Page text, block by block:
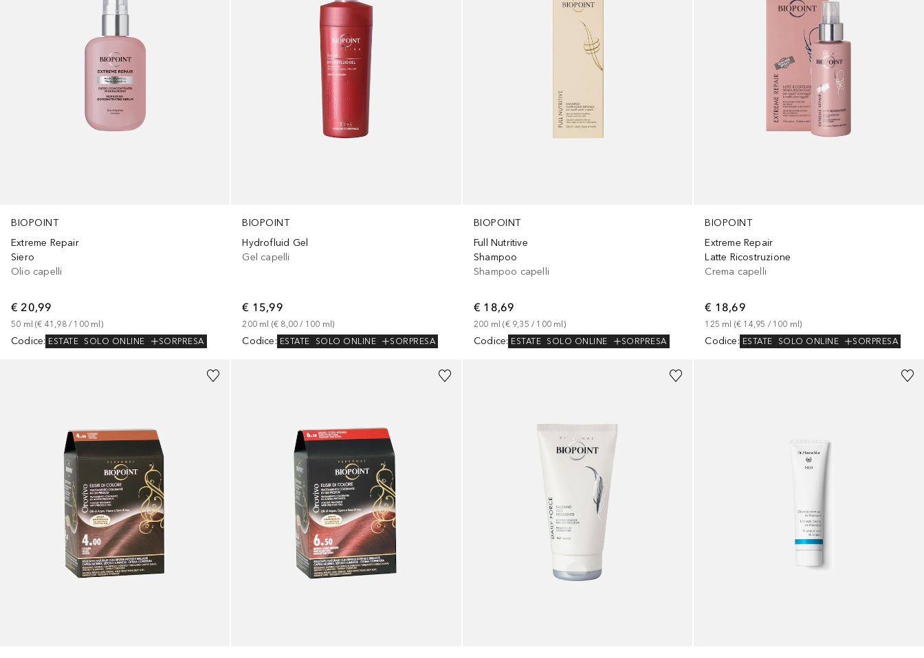
BIOPOINT
Extreme Repair
Siero
Olio capelli
€ 20,99
50 ml (€ 41,98 / 100 ml )
Codice: ESTATE SOLO ONLINE SORPRESA
BIOPOINT
Hydrofluid Gel
Gel capelli
€ 15,99
200 ml (€ 8,00 / 100 ml)
Codice: ESTATE SOLO ONLINE SORPRESA
BIOPOINT
Full Nutritive
Shampoo
Shampoo capelli
€ 18,69
200 ml (€ 9,35 / 100 ml )
Codice: ESTATE SOLO ONLINE SORPRESA
BIOPOINT
Extreme Repair
Latte Ricostruzione
Crema capelli
€ 18,69
125 ml (€ 14,95 / 100 ml)
Codice: ESTATE SOLO ONLINE SORPRESA